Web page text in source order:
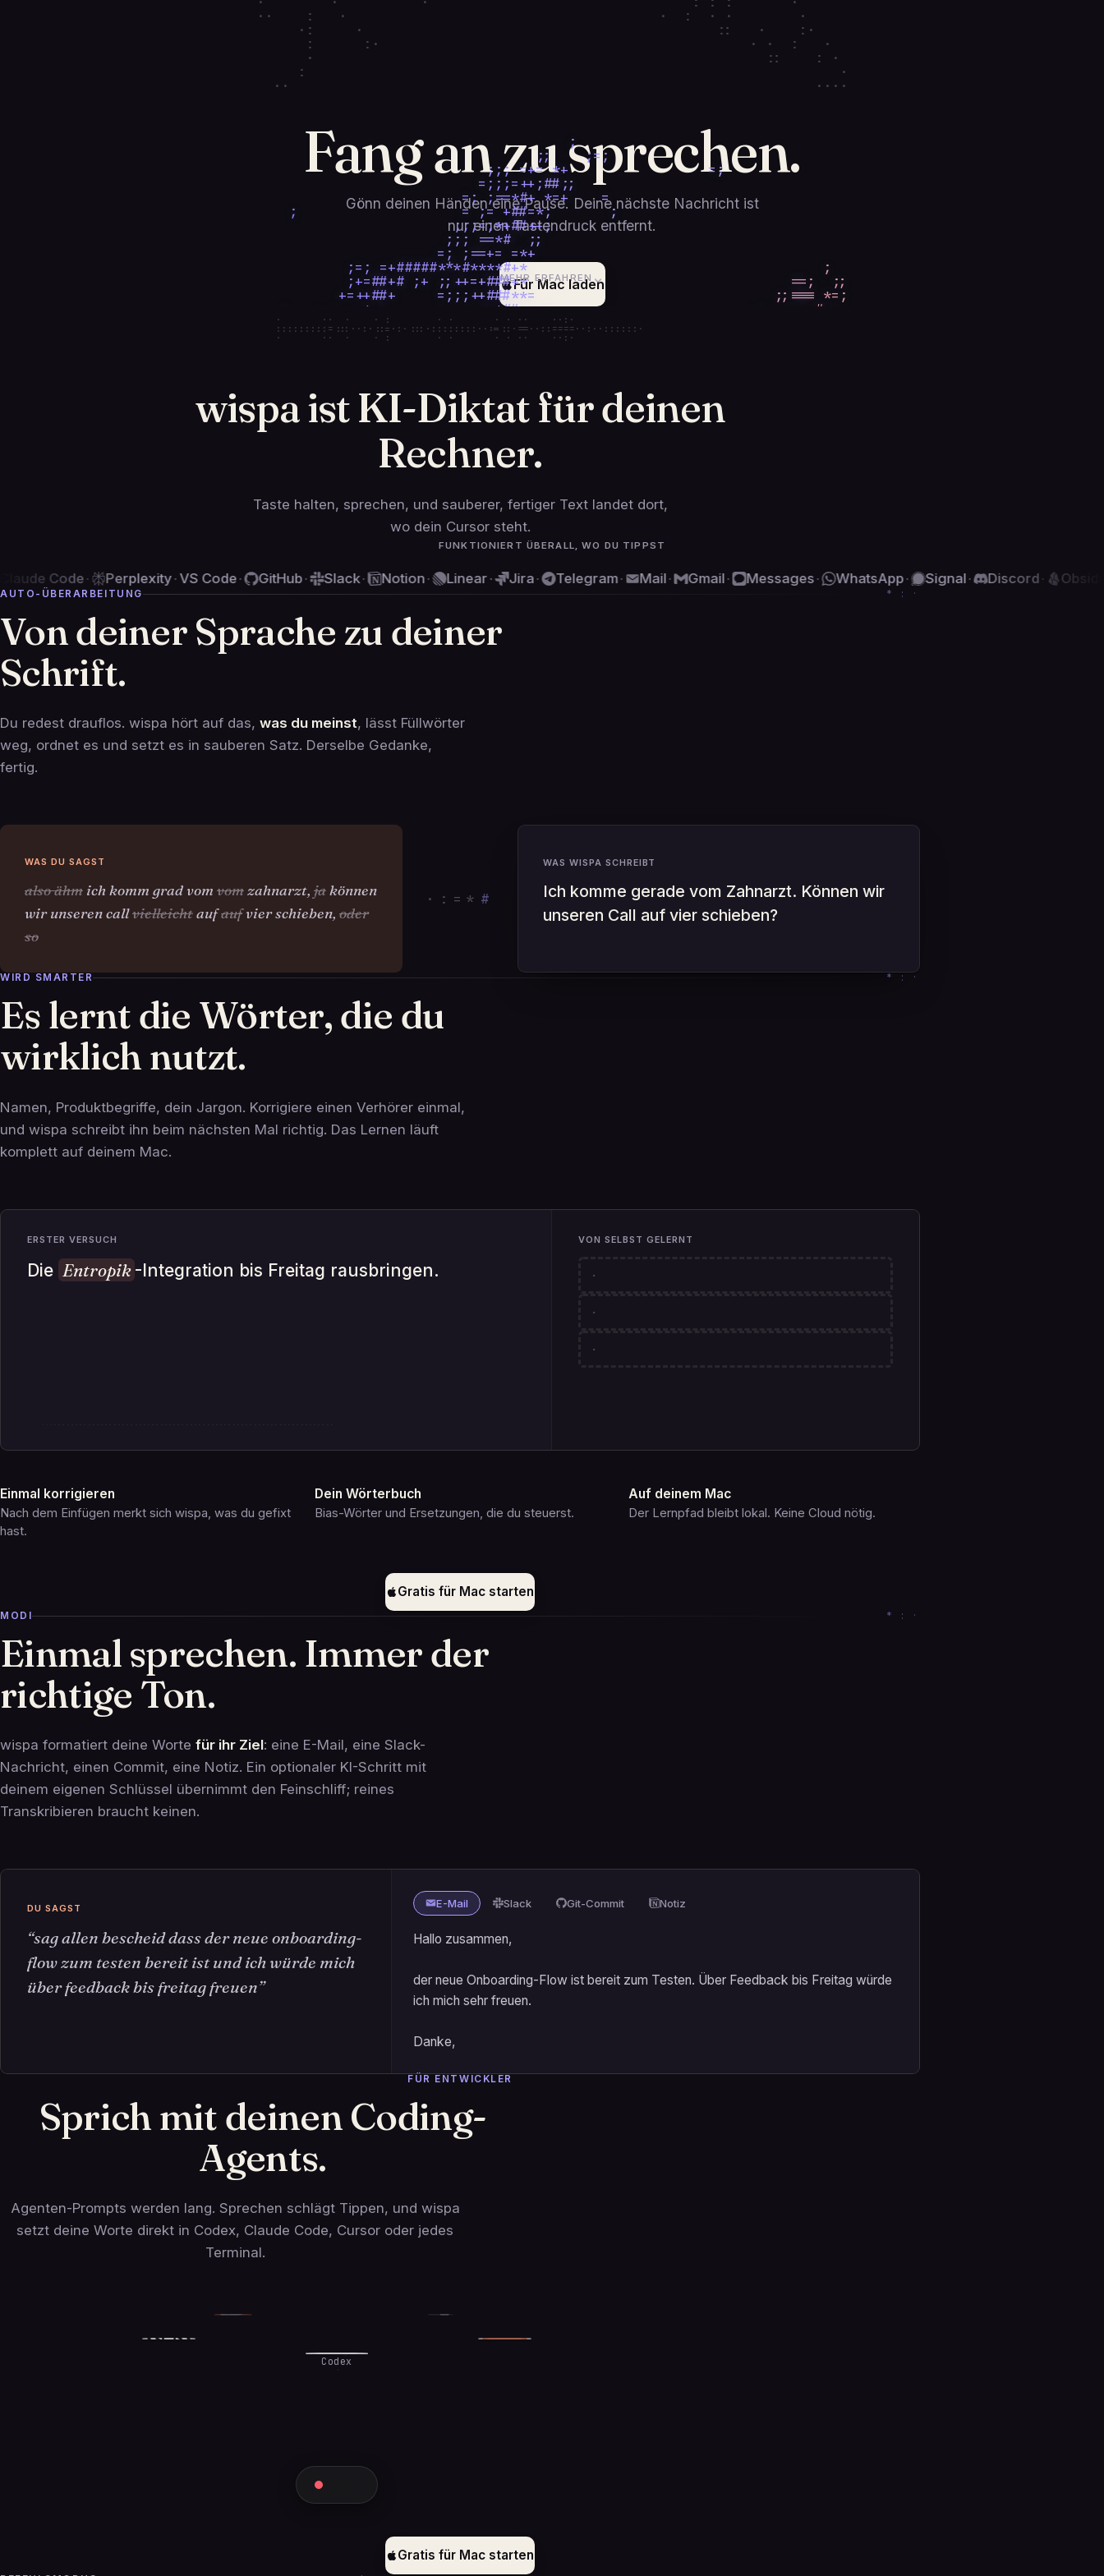
   ·::·                                             ·  : :   ::·       :
  :· ··                                             ::··· ··    ·
    :·        ··                                           :   :··
  ·         ::                                            :::··  ·
···                                                    :·    ·::···
                                                                 ·
             ;
             =
                                ;        ;
                             ##+#+;;=  +*
                            *+  ;   *=#       #=;
                          **+=  ; +=;
                       ;;;+=;     *
                      #** =; ;=
                     ##*=;=   =;=;
                     ; *+=;;  **+
   = ;=#######=  ;;  #++*;;;; *#+                                    ;+*;;
  ;=*#*####;=# # ;=+  *+==+=*=;;;                                =#;+#;; ;
  ;=*****=;=;  ;+*  ;;#=+==+;=+*                              =#+*+  ;; ;
   ;++ ;= ;= ;+*     #+*;;;;==**=;                           ;;;+  ;=+**
  ;  =   ==*         ##;*==; =+*#*                          ** =; =;;;;
    ===;                   #+#*=;;;=+ =+           =# ;== ;+===*
    *                        ###++=;==+**+;       ;#+=== =;=+*;
   =+                          ###*++=;++###   #  # #; =;  =**
   ;                             ###*+++==**=##;;===*=+*+#  +;
                                      ##=##;=+++=*+=*#;  ;  ;#     #;; +
                                                           +*=        ;
                                                         ;   *;;
                                                         ;; =+;
           =                                            =;     =;
Fang an zu sprechen.
Gönn deinen Händen eine Pause. Deine nächste Nachricht ist
nur einen Tastendruck entfernt.
Für Mac laden
MEHR ERFAHREN
      ·      ·· :                   ··      ··         ·
·::::::::·::::=·=·:·:·:··::·::·:·:::::::····:=·:····:::=::::··::
      ·      ·· :                   ··      ··         ·
wispa ist KI-Diktat für deinen
Rechner.
Taste halten, sprechen, und sauberer, fertiger Text landet dort,
wo dein Cursor steht.
FUNKTIONIERT ÜBERALL, WO DU TIPPST
Perplexity·VS Code· GitHub· Slack· Notion· Linear· Jira· Telegram· Mail· Gmail· Messages· WhatsApp· Signal· Discord· Obsidian ·
AUTO-ÜBERARBEITUNG
Von deiner Sprache zu deiner
Schrift.
Du redest drauflos. wispa hört auf das, was du meinst, lässt Füllwörter
weg, ordnet es und setzt es in sauberen Satz. Derselbe Gedanke,
fertig.
WAS DU SAGST
also ähm ich komm grad vom vomzahnarzt, jakönnen
wir unseren callvielleichtaufaufvier schieben, oder
so
· = +* #
WAS WISPA SCHREIBT
Ich komme gerade vom Zahnarzt. Können wir
unseren Call auf vier schieben?
WIRD SMARTER
Es lernt die Wörter, die du
wirklich nutzt.
Namen, Produktbegriffe, dein Jargon. Korrigiere einen Verhörer einmal,
und wispa schreibt ihn beim nächsten Mal richtig. Das Lernen läuft
komplett auf deinem Mac.
DU KORRIGIERST
Die A-Integration bis Freitag rausbringen.
VON SELBST GELERNT
Einmal korrigieren
Nach dem Einfügen merkt sich wispa, was du gefixt
hast.
Dein Wörterbuch
Bias-Wörter und Ersetzungen, die du steuerst.
Auf deinem Mac
Der Lernpfad bleibt lokal. Keine Cloud nötig.
Gratis für Mac starten
MODI
Einmal sprechen. Immer der
richtige Ton.
wispa formatiert deine Worte für ihr Ziel: eine E-Mail, eine Slack-
Nachricht, einen Commit, eine Notiz. Ein optionaler KI-Schritt mit
deinem eigenen Schlüssel übernimmt den Feinschliff; reines
Transkribieren braucht keinen.
DU SAGST
“sag allen bescheid dass der neue onboarding-
flow zum testen bereit ist und ich würde mich
über feedback bis freitag freuen”
E-Mail Slack Git-Commit Notiz
Hallo zusammen,
der neue Onboarding-Flow ist bereit zum Testen. Über Feedback bis Freitag würde
ich mich sehr freuen.
Danke,
FÜR ENTWICKLER
Sprich mit deinen Coding-
Agents.
Agenten-Prompts werden lang. Sprechen schlägt Tippen, und wispa
setzt deine Worte direkt in Codex, Claude Code, Cursor oder jedes
Terminal.
Codex
Gratis für Mac starten